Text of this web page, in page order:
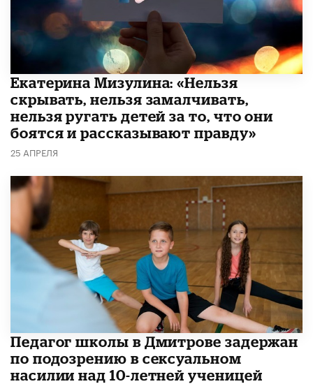
Екатерина Мизулина: «Нельзя
скрывать, нельзя замалчивать,
нельзя ругать детей за то, что они
боятся и рассказывают правду»
25 АПРЕЛЯ
Педагог школы в Дмитрове задержан
по подозрению в сексуальном
насилии над 10-летней ученицей